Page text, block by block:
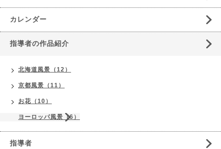
カレンダー
指導者の作品紹介
北海道風景（12）
京都風景（11）
お花（10）
ヨーロッパ風景（6）
指導者